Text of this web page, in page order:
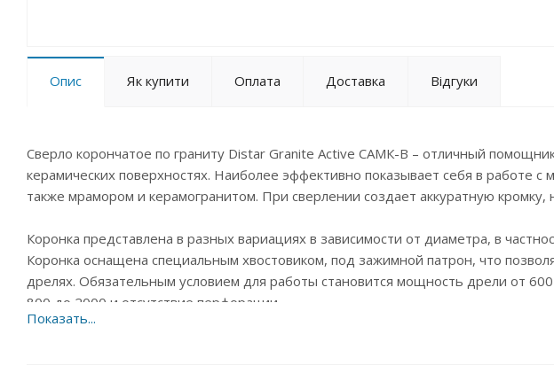
Опис Як купити Оплата Доставка Відгуки
Сверло корончатое по граниту Distar Granite Active САМК-B – отличный
керамических поверхностях. Наиболее эффективно показывает себя в работе с
также мрамором и керамогранитом. При сверлении создает аккуратную
Коронка представлена в разных вариациях в зависимости от диаметра, в
Коронка оснащена специальным хвостовиком, под зажимной патрон, что
дрелях. Обязательным условием для работы становится мощность дрели от
800 до 2000 и отсутствие перфорации.